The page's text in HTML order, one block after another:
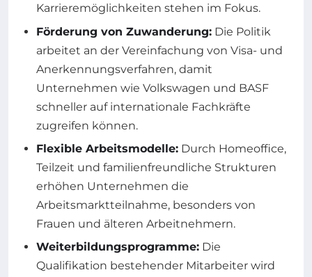
Karrieremöglichkeiten stehen im Fokus.
Förderung von Zuwanderung: Die Politik
arbeitet an der Vereinfachung von Visa- und
Anerkennungsverfahren, damit
Unternehmen wie Volkswagen und BASF
schneller auf internationale Fachkräfte
zugreifen können.
Flexible Arbeitsmodelle: Durch Homeoffice,
Teilzeit und familienfreundliche Strukturen
erhöhen Unternehmen die
Arbeitsmarktteilnahme, besonders von
Frauen und älteren Arbeitnehmern.
Weiterbildungsprogramme: Die
Qualifikation bestehender Mitarbeiter wird